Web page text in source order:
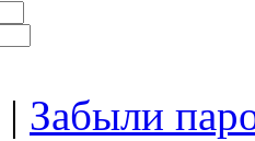
| Забыли